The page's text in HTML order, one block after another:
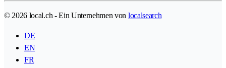
© 2026 local.ch - Ein Unternehmen von localsearch
DE
EN
FR